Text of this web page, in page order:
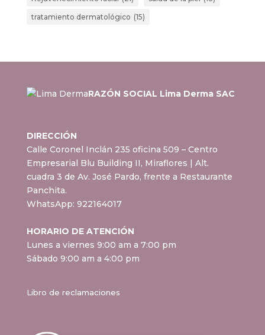
tratamiento dermatológico (15)
RAZÓN SOCIAL Lima Derma SAC
DIRECCIÓN
Calle Coronel Inclán 235 oficina 509 – Centro
Empresarial Blu Building II, Miraflores | Alt.
cuadra 3 de Av. José Pardo, frente a Restaurante
Panchita.
WhatsApp: 922164017
HORARIO DE ATENCIÓN
Lunes a viernes 9:00 am a 7:00 pm
Sábado 9:00 am a 4:00 pm
Libro de reclamaciones